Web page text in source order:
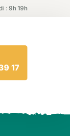
: 9h 19h
17